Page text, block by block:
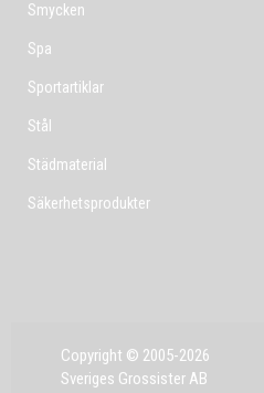
Smycken
Spa
Sportartiklar
Stål
Städmaterial
Säkerhetsprodukter
Copyright © 2005-2026
Sveriges Grossister AB